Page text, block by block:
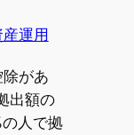
運用
があ
出額の
人で拠